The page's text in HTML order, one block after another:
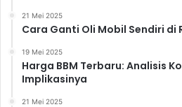
21 Mei 2025
Cara Ganti Oli Mobil Sendiri di
19 Mei 2025
Harga BBM Terbaru: Analisis
Implikasinya
21 Mei 2025